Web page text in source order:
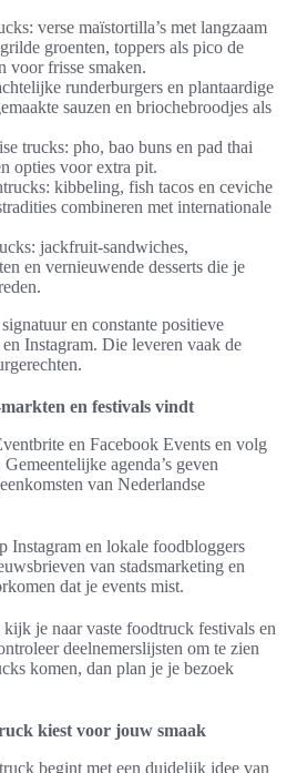
verse maïstortilla’s met langzaam
groenten, toppers als pico de
voor frisse smaken.
runderburgers en plantaardige
sauzen en briochebroodjes als
trucks: pho, bao buns en pad thai
opties voor extra pit.
kibbeling, fish tacos en ceviche
combineren met internationale
jackfruit-sandwiches,
en vernieuwende desserts die je
en constante positieve
Instagram. Die leveren vaak de
en festivals vindt
en Facebook Events en volg
agenda’s geven
van Nederlandse
Instagram en lokale foodbloggers
van stadsmarketing en
dat je events mist.
je naar vaste foodtruck festivals en
deelnemerslijsten om te zien
komen, dan plan je je bezoek
kiest voor jouw smaak
begint met een duidelijk idee van